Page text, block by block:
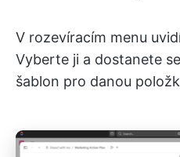
V rozevíracím menu
Vyberte ji a dostanete
šablon pro danou